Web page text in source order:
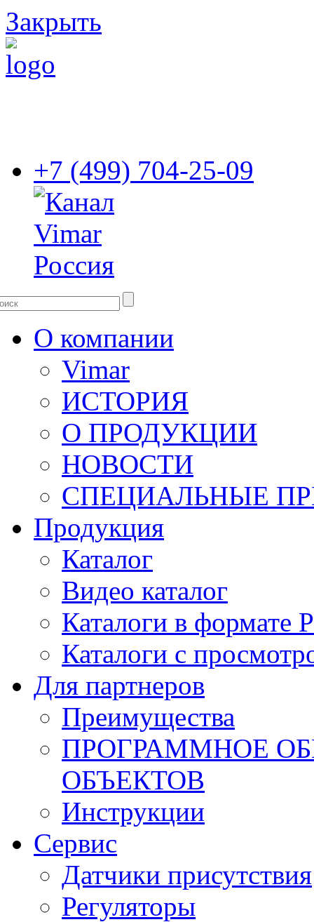
Закрыть
+7 (499) 704-25-09
О компании
Vimar
ИСТОРИЯ
О ПРОДУКЦИИ
НОВОСТИ
СПЕЦИАЛЬНЫЕ
Продукция
Каталог
Видео каталог
Каталоги в формате
Каталоги с
Для партнеров
Преимущества
ПРОГРАММНОЕ
ОБЪЕКТОВ
Инструкции
Сервис
Датчики присутствия
Регуляторы